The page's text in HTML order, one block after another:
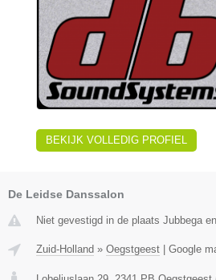
BEKIJK VOLLEDIG PROFIEL
De Leidse Danssalon
Niet gevestigd in de plaats Jubbega
Zuid-Holland » Oegstgeest Google